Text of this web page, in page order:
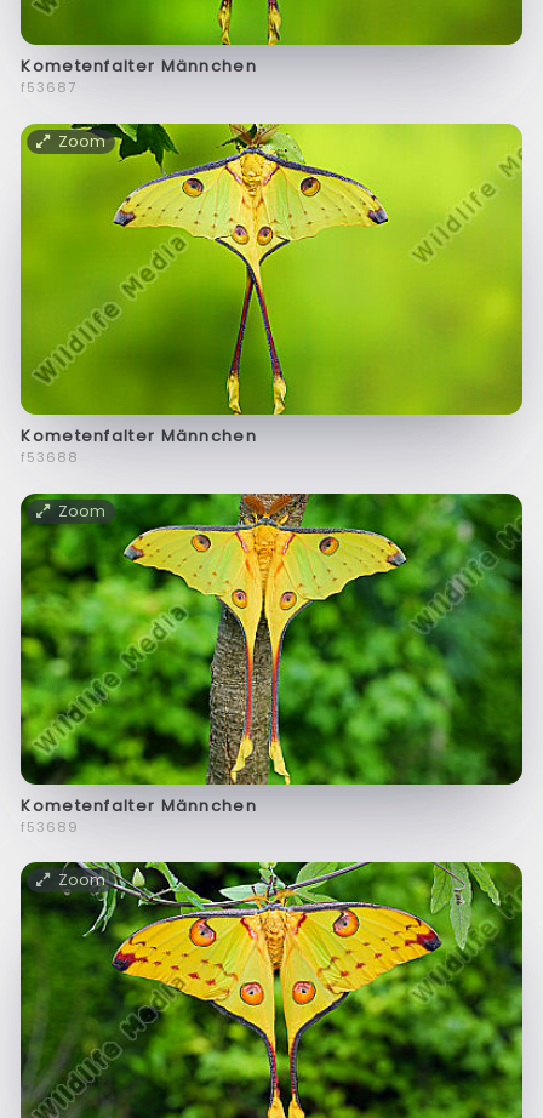
Kometenfalter Männchen
f53687
Zoom
Kometenfalter Männchen
f53688
Zoom
Kometenfalter Männchen
f53689
Zoom